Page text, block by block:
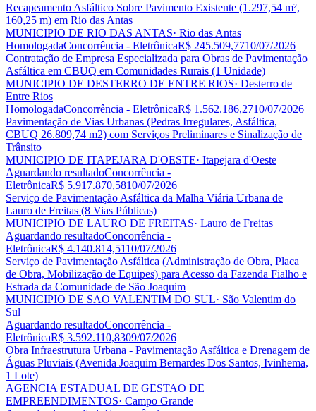
Recapeamento Asfáltico Sobre Pavimento Existente (1.297,54 m²,
160,25 m) em Rio das Antas
MUNICIPIO DE RIO DAS ANTAS· Rio das Antas
HomologadaConcorrência - EletrônicaR$ 245.509,7710/07/2026
Contratação de Empresa Especializada para Obras de Pavimentação
Asfáltica em CBUQ em Comunidades Rurais (1 Unidade)
MUNICIPIO DE DESTERRO DE ENTRE RIOS· Desterro de
Entre Rios
HomologadaConcorrência - EletrônicaR$ 1.562.186,2710/07/2026
Pavimentação de Vias Urbanas (Pedras Irregulares, Asfáltica,
CBUQ 26.809,74 m2) com Serviços Preliminares e Sinalização de
Trânsito
MUNICIPIO DE ITAPEJARA D'OESTE· Itapejara d'Oeste
Aguardando resultadoConcorrência -
EletrônicaR$ 5.917.870,5810/07/2026
Serviço de Pavimentação Asfáltica da Malha Viária Urbana de
Lauro de Freitas (8 Vias Públicas)
MUNICIPIO DE LAURO DE FREITAS· Lauro de Freitas
Aguardando resultadoConcorrência -
EletrônicaR$ 4.140.814,5110/07/2026
Serviço de Pavimentação Asfáltica (Administração de Obra, Placa
de Obra, Mobilização de Equipes) para Acesso da Fazenda Fialho e
Estrada da Comunidade de São Joaquim
MUNICIPIO DE SAO VALENTIM DO SUL· São Valentim do
Sul
Aguardando resultadoConcorrência -
EletrônicaR$ 3.592.110,8309/07/2026
Obra Infraestrutura Urbana - Pavimentação Asfáltica e Drenagem de
Águas Pluviais (Avenida Joaquim Bernardes Dos Santos, Ivinhema,
1 Lote)
AGENCIA ESTADUAL DE GESTAO DE
EMPREENDIMENTOS· Campo Grande